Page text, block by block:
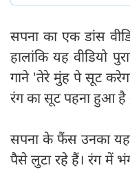
सपना का एक डांस
हालांकि यह वीडियो
गाने 'तेरे मुंह पे सूट
रंग का सूट पहना हुआ है
सपना के फैंस उनका यह
पैसे लुटा रहे हैं। रंग में